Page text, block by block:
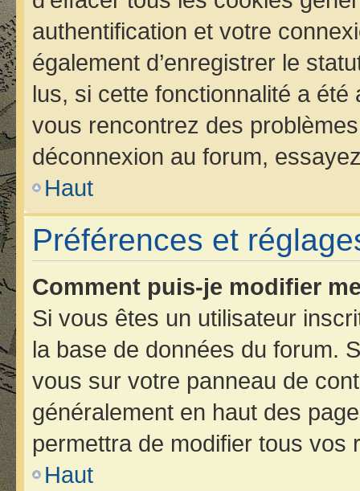
authentification et votre
également d’enregistrer le
lus, si cette fonctionnalité a
vous rencontrez des
déconnexion au forum,
Haut
Préférences et
Comment puis-je modifier
Si vous êtes un utilisateur
la base de données du forum.
vous sur votre panneau de
généralement en haut des
permettra de modifier tous
Haut